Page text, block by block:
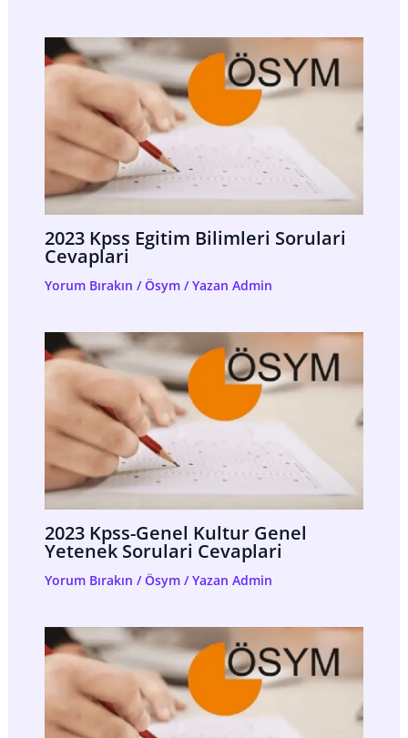
2023 Kpss Egitim Bilimleri Sorulari
Cevaplari
Yorum Bırakın /Ösym/ Yazan Admin
2023 Kpss-Genel Kultur Genel
Yetenek Sorulari Cevaplari
Yorum Bırakın /Ösym/ Yazan Admin